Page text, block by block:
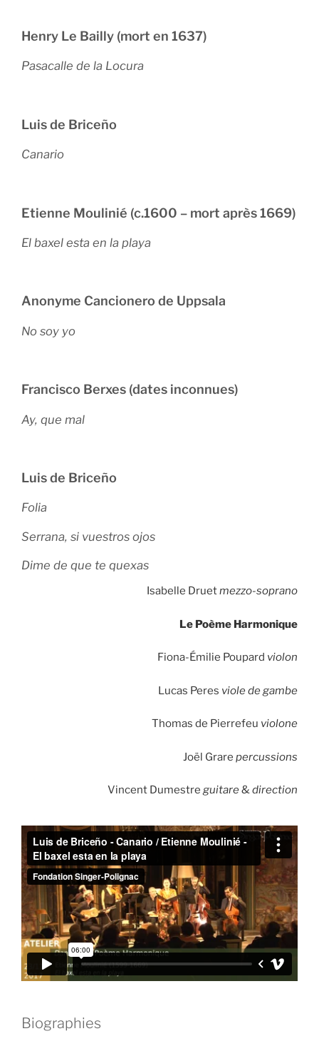
Henry Le Bailly (mort en 1637)
Pasacalle de la Locura
Luis de Briceño
Canario
Etienne Moulinié (c.1600 – mort après 1669)
El baxel esta en la playa
Anonyme Cancionero de Uppsala
No soy yo
Francisco Berxes (dates inconnues)
Ay, que mal
Luis de Briceño
Folia
Serrana, si vuestros ojos
Dime de que te quexas
Isabelle Druetmezzo-soprano
Le Poème Harmonique
Fiona-Émilie Poupard violon
Lucas Peres viole de gambe
Thomas de Pierrefeu violone
Joël Grare percussions
Vincent Dumestre guitare&direction
Biographies